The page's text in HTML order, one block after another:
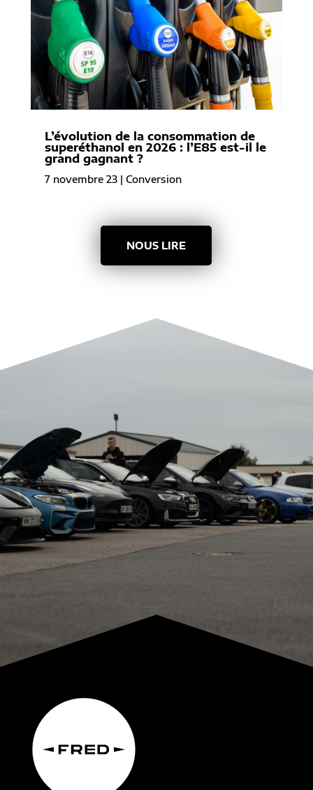
L’évolution de la consommation de
superéthanol en 2026 : l’E85 est-il le
grand gagnant ?
7 novembre 23| Conversion
NOUS LIRE